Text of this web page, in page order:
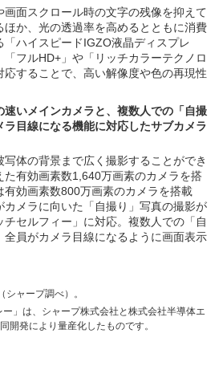
画面スクロール時の文字の残像を抑えて
ほか、光の透過率を高めるとともに消費
「ハイスピードIGZO液晶ディスプレ
「フルHD+」や「リッチカラーテクノロ
応することで、高い解像度や色の再現性
速いメインカメラと、複数人での「自撮
ラ目線になる機能に対応したサブカメラ
写体の背景まで広く撮影することができ
た有効画素数1,640万画素のカメラを搭
有効画素数800万画素のカメラを搭載
カメラに向いた「自撮り」写真の撮影が
チセルフィー」に対応。複数人での「自
全員がカメラ目線になるように画面表示
ャープ調べ）。
ー」は、シャープ株式会社と株式会社半導体エ
開発により量産化したものです。